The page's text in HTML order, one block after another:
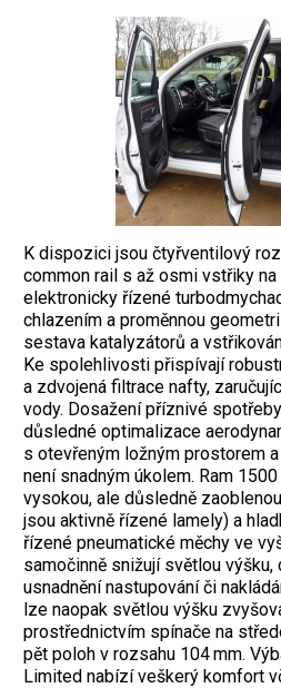
K dispozici jsou čtyřventilový
common rail s až osmi vstřiky
elektronicky řízené
chlazením a proměnnou
sestava katalyzátorů a
Ke spolehlivosti přispívají
a zdvojená filtrace nafty,
vody. Dosažení příznivé
důsledné optimalizace
s otevřeným ložným prostorem
není snadným úkolem. Ram
vysokou, ale důsledně
jsou aktivně řízené lamely) a
řízené pneumatické měchy ve
samočinně snižují světlou
usnadnění nastupování či
lze naopak světlou výšku
prostřednictvím spínače na
pět poloh v rozsahu 104 mm.
Limited nabízí veškerý komfort